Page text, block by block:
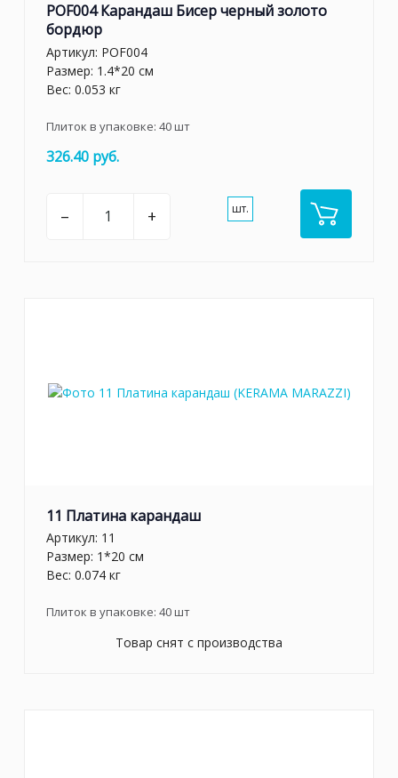
POF004 Карандаш Бисер черный золото
бордюр
Артикул: POF004
Размер: 1.4*20 см
Вес: 0.053 кг
Плиток в упаковке: 40шт
326.40 руб.
– + шт.
11 Платина карандаш
Артикул: 11
Размер: 1*20 см
Вес: 0.074 кг
Плиток в упаковке: 40шт
Товар снят с производства